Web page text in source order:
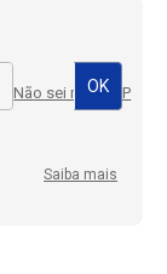
Não sei meu CEP
Saiba mais